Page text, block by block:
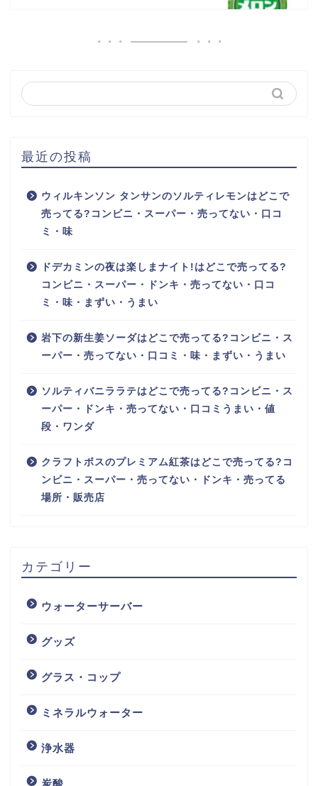
最近の投稿
ウィルキンソン タンサンのソルティレモンはどこで
売ってる?コンビニ・スーパー・売ってない・口コ
ミ・味
ドデカミンの夜は楽しまナイト!はどこで売ってる?
コンビニ・スーパー・ドンキ・売ってない・口コ
ミ・味・まずい・うまい
岩下の新生姜ソーダはどこで売ってる?コンビニ・ス
ーパー・売ってない・口コミ・味・まずい・うまい
ソルティバニララテはどこで売ってる?コンビニ・ス
ーパー・ドンキ・売ってない・口コミうまい・値
段・ワンダ
クラフトボスのプレミアム紅茶はどこで売ってる?コ
ンビニ・スーパー・売ってない・ドンキ・売ってる
場所・販売店
カテゴリー
ウォーターサーバー
グッズ
グラス・コップ
ミネラルウォーター
浄水器
炭酸